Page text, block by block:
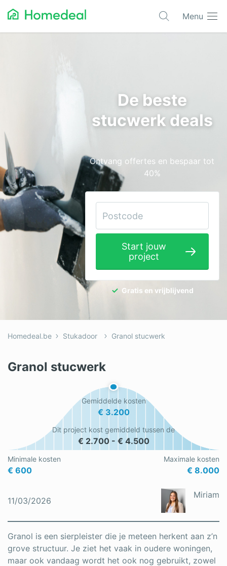
Menu
Bestrating
Cv-ketels
Dakwerken
Elektricien
Gevelwerken
Hovenier
Isolatie
Loodgieter
Rolluiken
Schilder
Schrijnwerker
Vloeren
Vochtbestrijding
De beste
stucwerk deals
Ontvang offertes en bespaar tot
40%
Start jouw
project
Gratis en vrijblijvend
Homedeal.be Stukadoor Granol stucwerk
Granol stucwerk
Minimale kosten
€ 600
Gemiddelde kosten
€ 3.200
Maximale kosten
€ 8.000
Dit project kost gemiddeld tussen de
€ 2.700 - € 4.500
11/03/2026
Miriam
Granol is een sierpleister die je meteen herkent aan z’n
grove structuur. Je ziet het vaak in oudere woningen,
maar ook vandaag wordt het ook nog gebruikt, zowel